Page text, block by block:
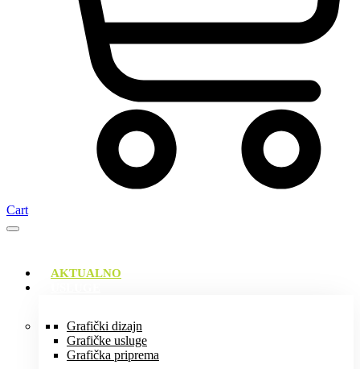
Cart
AKTUALNO
Grafički dizajn
Grafičke usluge
Grafička priprema